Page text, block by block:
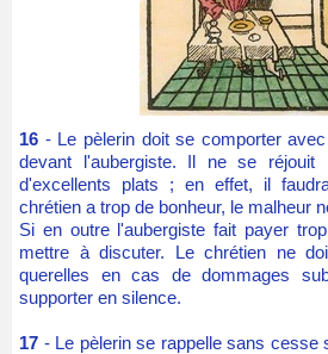
16 - Le pèlerin doit se comporter
devant l'aubergiste. Il ne se
d'excellents plats ; en effet, il
chrétien a trop de bonheur, le malheur
Si en outre l'aubergiste fait payer
mettre à discuter. Le chrétien ne
querelles en cas de dommages
supporter en silence.
17 - Le pèlerin se rappelle sans cesse